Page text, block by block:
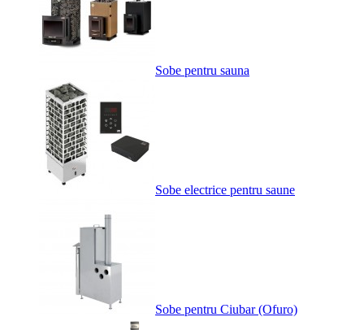
Sobe pentru sauna
Sobe electrice pentru saune
Sobe pentru Ciubar (Ofuro)